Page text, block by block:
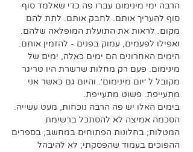
הרבה ימי מינימום עברו פה כדי שאלמד סוף
סוף להעריך אותם. לחבק אותם. לתת להם
מקום. לראות את התועלת המופלאה שלהם.
ואפילו לפעמים, עמוק בפנים - להזמין אותם.
הימים האחרונים הם ימים כאלה, ימים של
מינימום. פעם רק מחלות שרשרת היו טריגר
מקובל ל ׳יום מינימום׳. והיום גם כאשר אני
מתעייפת. פשוט מתעייפת.
בימים האלו יש פה הרבה נוכחות, מעט עשייה.
הסכמה אמיצה לא להסתכל ברשימת
המטלות; בחלונות הפתוחים במחשב; בספרים
ההפוכים בעמוד שהפסקתי; לא להיבהל